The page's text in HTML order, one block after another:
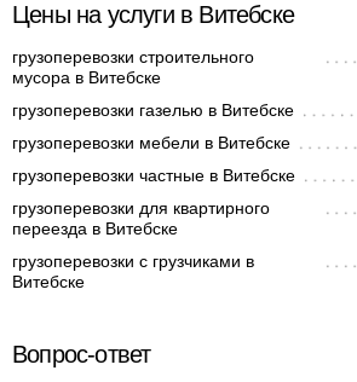
Цены на услуги в Витебске
грузоперевозки строительного
мусора в Витебске
грузоперевозки газелью в Витебске
грузоперевозки мебели в Витебске
грузоперевозки частные в Витебске
грузоперевозки для квартирного
переезда в Витебске
грузоперевозки с грузчиками в
Витебске
Вопрос-ответ